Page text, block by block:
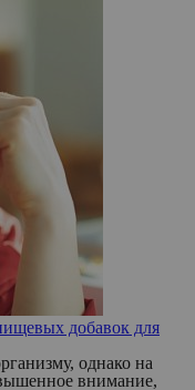
добавок для
однако на
внимание,